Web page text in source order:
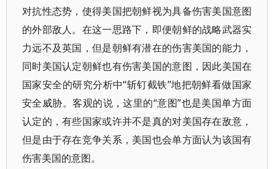
对抗性态势，使得美国把朝鲜视为具备伤害美国意图
的外部敌人。在这一思路下，即便朝鲜的战略武器实
力远不及英国，但是朝鲜有潜在的伤害美国的能力，
同时美国认定朝鲜也有伤害美国的意图，因此美国在
国家安全的研究分析中“斩钉截铁”地把朝鲜看做国家
安全威胁。客观的说，这里的“意图”也是美国单方面
认定的，有些国家或许并不是真的对美国存在敌意，
但是由于存在竞争关系，美国也会单方面认为该国有
伤害美国的意图。